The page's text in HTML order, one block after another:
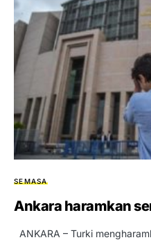
SEMASA
Ankara haramkan
ANKARA – Turki